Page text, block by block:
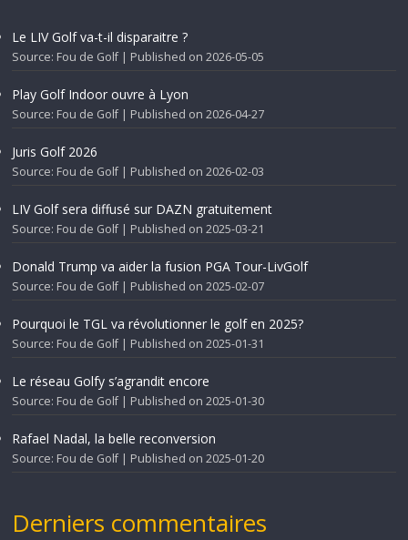
Le LIV Golf va-t-il disparaitre ?
Source: Fou de Golf Published on 2026-05-05
Play Golf Indoor ouvre à Lyon
Source: Fou de Golf Published on 2026-04-27
Juris Golf 2026
Source: Fou de Golf Published on 2026-02-03
LIV Golf sera diffusé sur DAZN gratuitement
Source: Fou de Golf Published on 2025-03-21
Donald Trump va aider la fusion PGA Tour-LivGolf
Source: Fou de Golf Published on 2025-02-07
Pourquoi le TGL va révolutionner le golf en 2025?
Source: Fou de Golf Published on 2025-01-31
Le réseau Golfy s’agrandit encore
Source: Fou de Golf Published on 2025-01-30
Rafael Nadal, la belle reconversion
Source: Fou de Golf Published on 2025-01-20
Derniers commentaires